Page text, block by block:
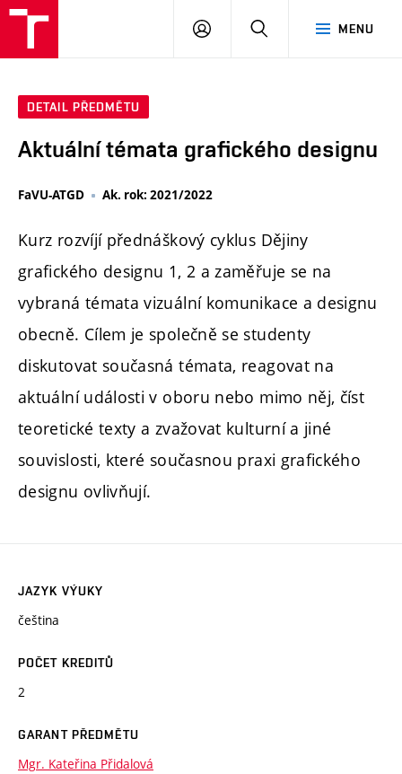
MENU
PŘIHLÁSIT
DETAIL PŘEDMĚTU
Aktuální témata grafického designu
FaVU-ATGD Ak. rok: 2021/2022
Kurz rozvíjí přednáškový cyklus Dějiny
grafického designu 1, 2 a zaměřuje se na
vybraná témata vizuální komunikace a designu
obecně. Cílem je společně se studenty
diskutovat současná témata, reagovat na
aktuální události v oboru nebo mimo něj, číst
teoretické texty a zvažovat kulturní a jiné
souvislosti, které současnou praxi grafického
designu ovlivňují.
JAZYK VÝUKY
čeština
POČET KREDITŮ
2
GARANT PŘEDMĚTU
Mgr. Kateřina Přidalová